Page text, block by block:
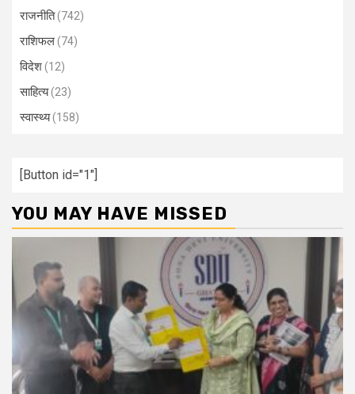
राजनीति(742)
राशिफल(74)
विदेश(12)
साहित्य(23)
स्वास्थ्य(158)
[Button id="1"]
YOU MAY HAVE MISSED